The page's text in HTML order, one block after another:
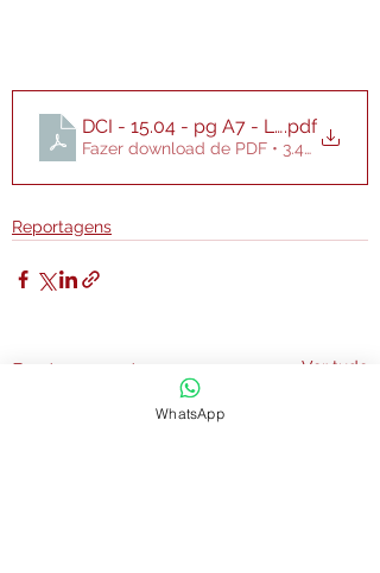
DCI - 15.04 - pg A7 - Liminar
.pdf
Fazer download de PDF • 3.46MB
Reportagens
Posts recentes Ver tudo
WhatsApp